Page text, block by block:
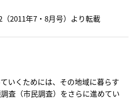
2011年7・8月号）より転載
いくためには、その地域に暮らす
査（市民調査）をさらに進めてい